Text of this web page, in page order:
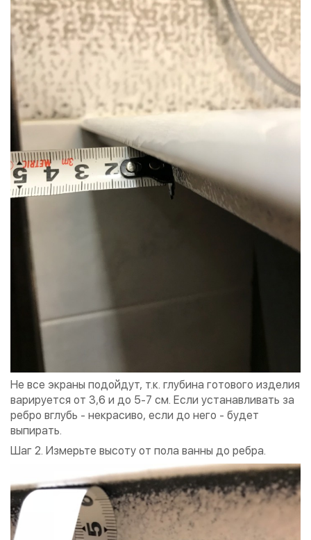
Не все экраны подойдут, т.к. глубина готового изделия
варируется от 3,6 и до 5-7 см. Если устанавливать за
ребро вглубь - некрасиво, если до него - будет
выпирать.
Шаг 2. Измерьте высоту от пола ванны до ребра.